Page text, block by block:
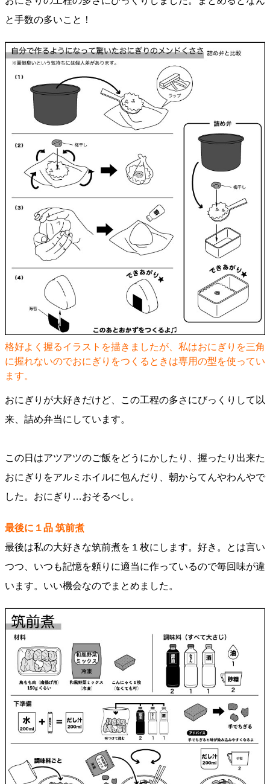
と手数の多いこと！
格好よく握るイラストを描きましたが、私はおにぎりを三角
に握れないのでおにぎりをつくるときは専用の型を使ってい
ます。
おにぎりが大好きだけど、この工程の多さにびっくりして以
来、詰め弁当にしています。
この日はアツアツのご飯をどうにかしたり、握ったり出来た
おにぎりをアルミホイルに包んだり、朝からてんやわんやで
した。おにぎり…おそるべし。
最後に１品 筑前煮
最後は私の大好きな筑前煮を１枚にします。好き。とは言い
つつ、いつも記憶を頼りに適当に作っているので毎回味が違
います。いい機会なのでまとめました。